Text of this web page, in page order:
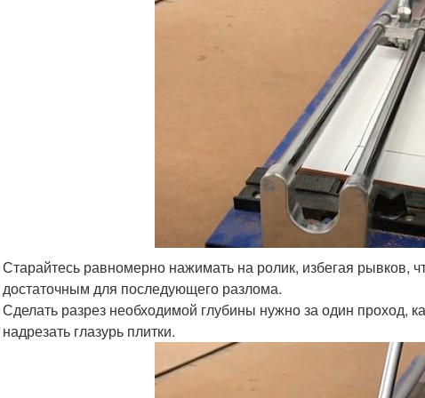
Старайтесь равномерно нажимать на ролик, избегая рывков,
достаточным для последующего разлома.
Сделать разрез необходимой глубины нужно за один проход,
надрезать глазурь плитки.